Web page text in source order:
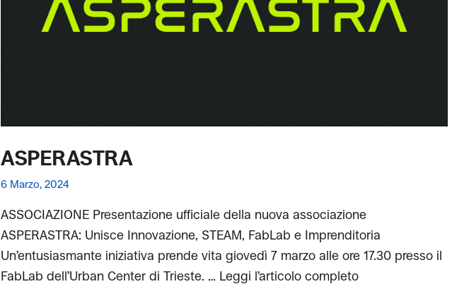
ASPERASTRA
6 Marzo, 2024
ASSOCIAZIONE Presentazione ufficiale della nuova associazione
ASPERASTRA: Unisce Innovazione, STEAM, FabLab e Imprenditoria
Un’entusiasmante iniziativa prende vita giovedì 7 marzo alle ore 17.30 presso il
FabLab dell’Urban Center di Trieste. … Leggi l’articolo completo